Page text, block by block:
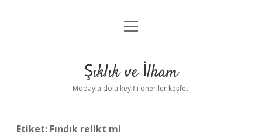
Anasayfa
Yasal Uyarı
menüyü
Şıklık ve İlham
Modayla dolu keyifli öneriler keşfet!
Etiket: Fındık relikt mi